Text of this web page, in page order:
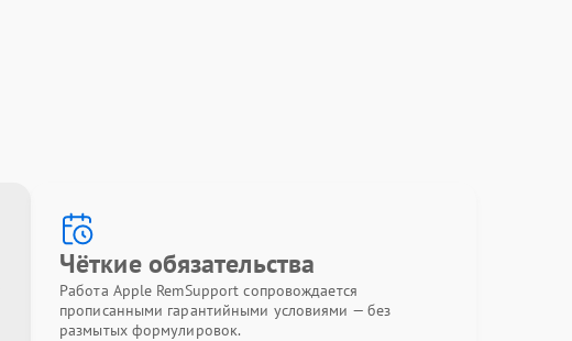
Чёткие обязательства
Работа Apple RemSupport сопровождается
прописанными гарантийными условиями — без
размытых формулировок.